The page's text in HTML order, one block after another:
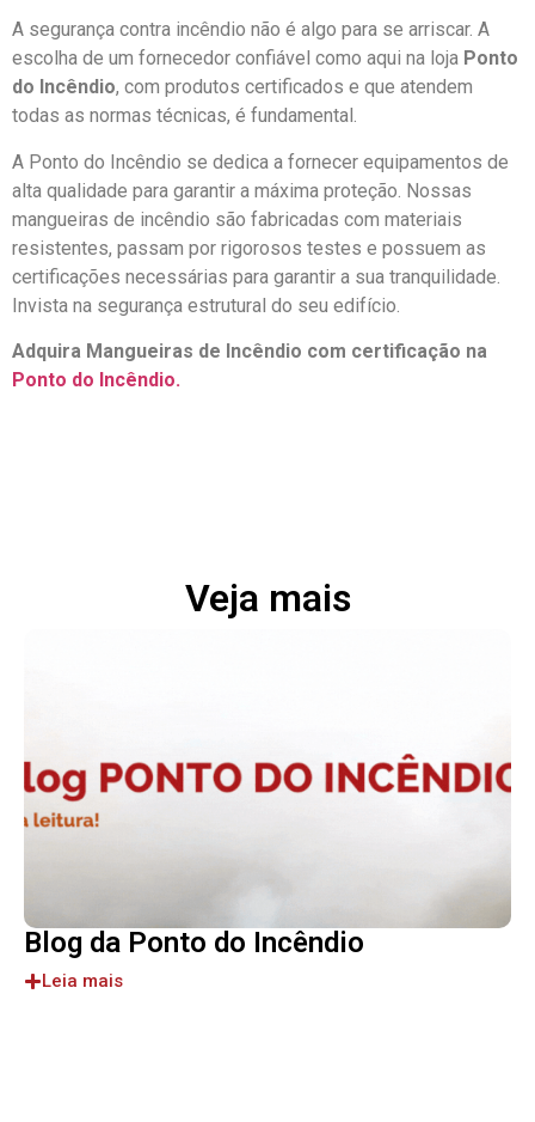
A segurança contra incêndio não é algo para se arriscar. A
escolha de um fornecedor confiável como aqui na loja Ponto
do Incêndio, com produtos certificados e que atendem
todas as normas técnicas, é fundamental.
A Ponto do Incêndio se dedica a fornecer equipamentos de
alta qualidade para garantir a máxima proteção. Nossas
mangueiras de incêndio são fabricadas com materiais
resistentes, passam por rigorosos testes e possuem as
certificações necessárias para garantir a sua tranquilidade.
Invista na segurança estrutural do seu edifício.
Adquira Mangueiras de Incêndio com certificação na
Ponto do Incêndio.
Veja mais
Blog da Ponto do Incêndio
Leia mais